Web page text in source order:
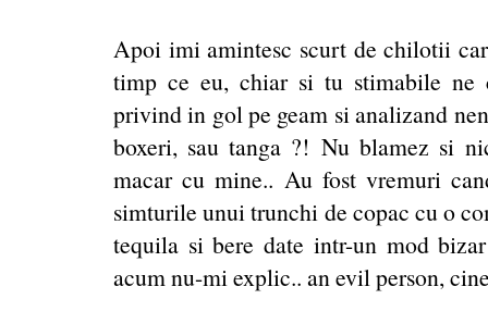
Apoi imi amintesc scurt de chilotii
timp ce eu, chiar si tu stimabile ne
privind in gol pe geam si analizand
boxeri, sau tanga ?! Nu blamez si
macar cu mine.. Au fost vremuri
simturile unui trunchi de copac cu o
tequila si bere date intr-un mod
acum nu-mi explic.. an evil person,